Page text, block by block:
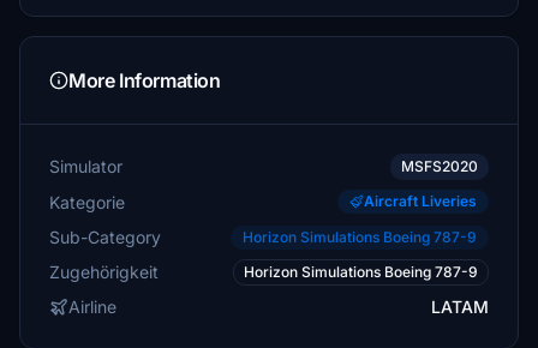
More Information
Simulator MSFS2020
Kategorie Aircraft Liveries
Sub-Category Horizon Simulations Boeing 787-9
Zugehörigkeit Horizon Simulations Boeing 787-9
Airline LATAM